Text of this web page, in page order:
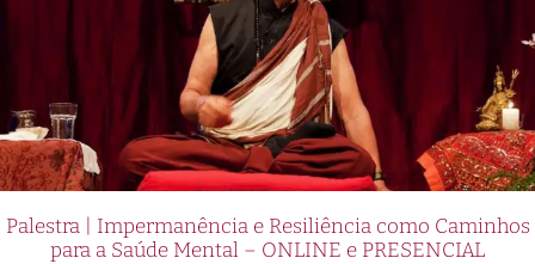
Palestra | Impermanência e Resiliência como Caminhos
para a Saúde Mental – ONLINE e PRESENCIAL